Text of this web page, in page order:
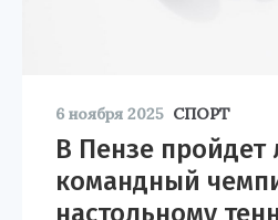
6 ноября 2025 СПОРТ
В Пензе пройдет
командный
настольному